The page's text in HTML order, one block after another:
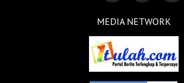
MEDIA NETWORK